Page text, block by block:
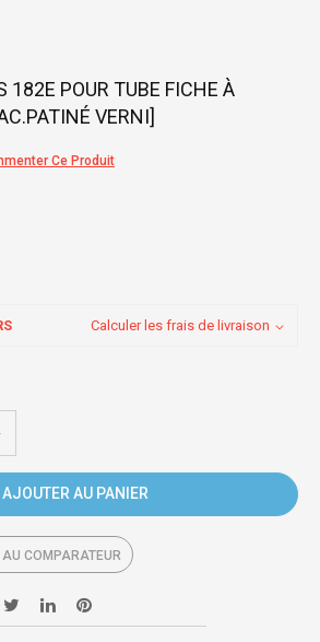
182E POUR TUBE FICHE À
VERNI]
Ce Produit
Calculer les frais de livraison
AJOUTER AU PANIER
COMPARATEUR